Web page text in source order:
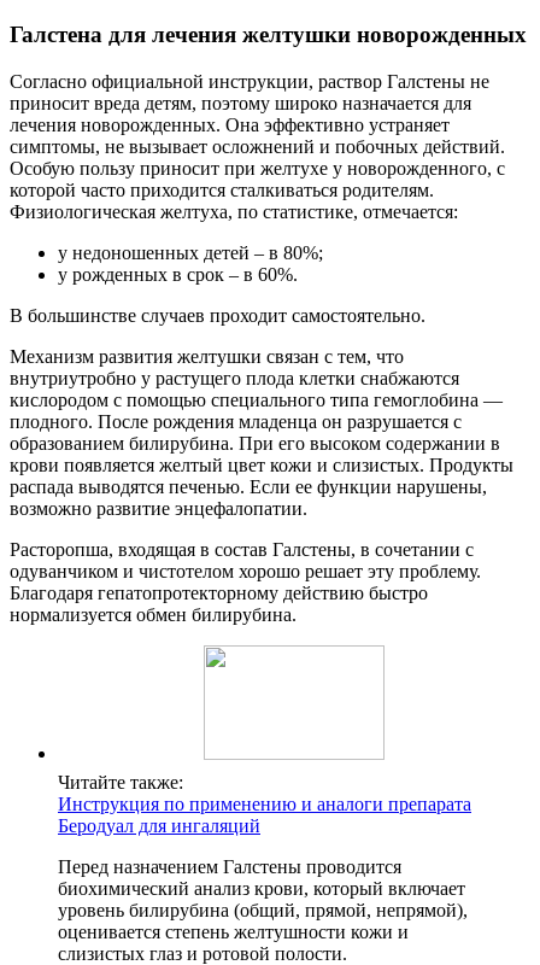
Галстена для лечения желтушки новорожденных
Согласно официальной инструкции, раствор Галстены не
приносит вреда детям, поэтому широко назначается для
лечения новорожденных. Она эффективно устраняет
симптомы, не вызывает осложнений и побочных действий.
Особую пользу приносит при желтухе у новорожденного, с
которой часто приходится сталкиваться родителям.
Физиологическая желтуха, по статистике, отмечается:
у недоношенных детей – в 80%;
у рожденных в срок – в 60%.
В большинстве случаев проходит самостоятельно.
Механизм развития желтушки связан с тем, что
внутриутробно у растущего плода клетки снабжаются
кислородом с помощью специального типа гемоглобина —
плодного. После рождения младенца он разрушается с
образованием билирубина. При его высоком содержании в
крови появляется желтый цвет кожи и слизистых. Продукты
распада выводятся печенью. Если ее функции нарушены,
возможно развитие энцефалопатии.
Расторопша, входящая в состав Галстены, в сочетании с
одуванчиком и чистотелом хорошо решает эту проблему.
Благодаря гепатопротекторному действию быстро
нормализуется обмен билирубина.
Читайте также:
Инструкция по применению и аналоги препарата
Беродуал для ингаляций
Перед назначением Галстены проводится
биохимический анализ крови, который включает
уровень билирубина (общий, прямой, непрямой),
оценивается степень желтушности кожи и
слизистых глаз и ротовой полости.